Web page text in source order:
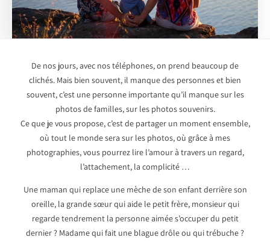
De nos jours, avec nos téléphones, on prend beaucoup de
clichés. Mais bien souvent, il manque des personnes et bien
souvent, c’est une personne importante qu’il manque sur les
photos de familles, sur les photos souvenirs.
Ce que je vous propose, c’est de partager un moment ensemble,
où tout le monde sera sur les photos, où grâce à mes
photographies, vous pourrez lire l’amour à travers un regard,
l’attachement, la complicité …
Une maman qui replace une mèche de son enfant derrière son
oreille, la grande sœur qui aide le petit frère, monsieur qui
regarde tendrement la personne aimée s’occuper du petit
dernier ? Madame qui fait une blague drôle ou qui trébuche ?